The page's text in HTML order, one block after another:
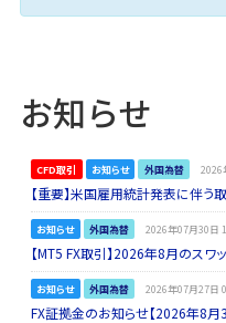
お知らせ
CFD取引 お知らせ 外国為替 2026
【重要】米国雇用統計発表に伴う
お知らせ 外国為替 2026年07月30日
【MT5 FX取引】2026年8月のス
お知らせ 外国為替 2026年07月27日
FX証拠金のお知らせ【2026年8月